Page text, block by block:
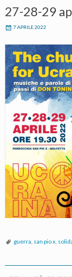
27-28-29
7 APRILE 2022
guerra san pio x